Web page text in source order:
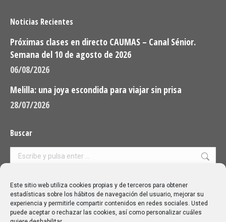
Este sitio web utiliza cookies propias y de terceros para obtener
estadísticas sobre los hábitos de navegación del usuario, mejorar su
experiencia y permitirle compartir contenidos en redes sociales. Usted
puede aceptar o rechazar las cookies, así como personalizar cuáles
Noticias Recientes
Próximas clases en directo CAUMAS – Canal Sénior.
Semana del 10 de agosto de 2026
06/08/2026
Melilla: una joya escondida para viajar sin prisa
28/07/2026
Buscar
Buscar:
Aviso Legal|Política de privacidad|Política de cookies